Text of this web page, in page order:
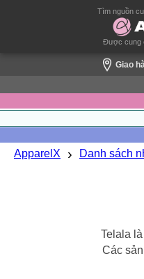
Tìm nguồn
Được cung
Giao
ApparelX › Danh sách
Telala
Các